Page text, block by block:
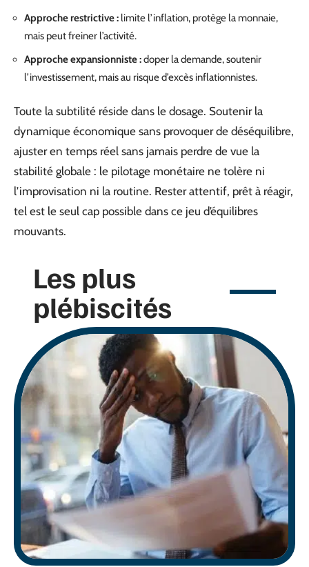
Approche restrictive : limite l’inflation, protège la monnaie,
mais peut freiner l’activité.
Approche expansionniste :doper la demande, soutenir
l’investissement, mais au risque d’excès inflationnistes.
Toute la subtilité réside dans le dosage. Soutenir la
dynamique économique sans provoquer de déséquilibre,
ajuster en temps réel sans jamais perdre de vue la
stabilité globale : le pilotage monétaire ne tolère ni
l’improvisation ni la routine. Rester attentif, prêt à réagir,
tel est le seul cap possible dans ce jeu d’équilibres
mouvants.
Les plus
plébiscités